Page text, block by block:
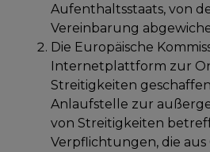
Aufenthaltsstaats, von
Vereinbarung
Die Europäische
Internetplattform zur
Streitigkeiten
Anlaufstelle zur
von Streitigkeiten
Verpflichtungen, die